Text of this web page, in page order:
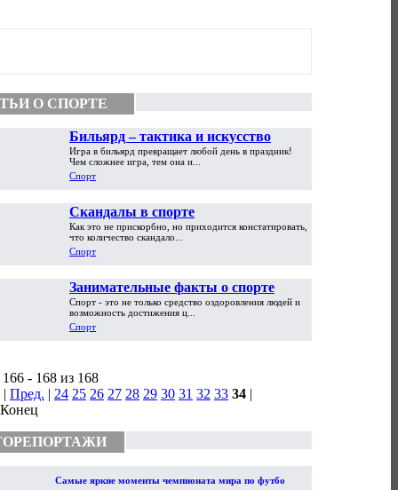
О СПОРТЕ
Бильярд – тактика и искусство
Игра в бильярд превращает любой день в праздник!
Чем сложнее игра, тем она и...
Спорт
Скандалы в спорте
Как это не прискорбно, но приходится констатировать,
что количество скандало...
Спорт
Занимательные факты о спорте
Спорт - это не только средство оздоровления людей и
возможность достижения ц...
Спорт
- 168 из 168
| Пред. | 24 25 26 27 28 29 30 31 32 33 34 |
Самые яркие моменты чемпионата мира по футболу